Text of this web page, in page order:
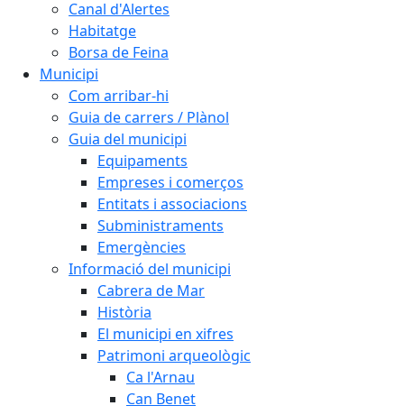
Canal d'Alertes
Habitatge
Borsa de Feina
Municipi
Com arribar-hi
Guia de carrers / Plànol
Guia del municipi
Equipaments
Empreses i comerços
Entitats i associacions
Subministraments
Emergències
Informació del municipi
Cabrera de Mar
Història
El municipi en xifres
Patrimoni arqueològic
Ca l'Arnau
Can Benet